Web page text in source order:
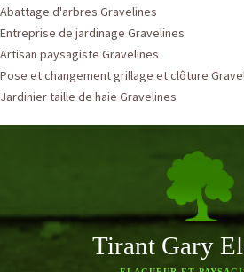
Abattage d'arbres Gravelines
Entreprise de jardinage Gravelines
Artisan paysagiste Gravelines
Pose et changement grillage et clôture
Jardinier taille de haie Gravelines
Tirant Gary